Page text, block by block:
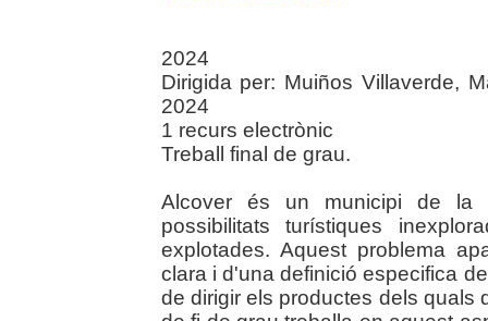
2024
Dirigida per: Muiños Villaverde,
2024
1 recurs electrònic
Treball final de grau.
Alcover és un municipi de la
possibilitats turístiques
explotades. Aquest problema
clara i d'una definició especifica
de dirigir els productes dels quals